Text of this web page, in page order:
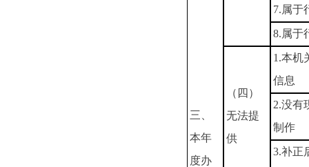
三、
本年
度办
7.属于
8.属于
（四）
无法提
供
1.本机
信息
2.没有
制作
3.补正